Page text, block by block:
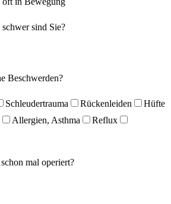
sind Sie?
Beschwerden?
Schleudertrauma Rückenleiden
Hüfte
Allergien, Asthma
Reflux
mal operiert?